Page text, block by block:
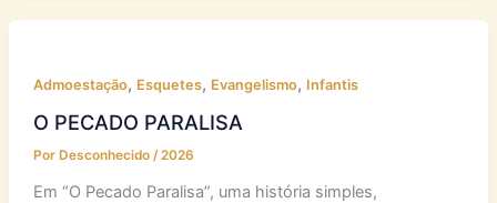
Admoestação, Esquetes, Evangelismo, Infantis
O PECADO PARALISA
Por Desconhecido /2026
Em “O Pecado Paralisa”, uma história simples,